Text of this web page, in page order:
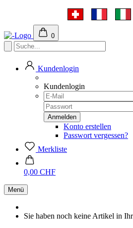
0
Kundenlogin
Kundenlogin
Konto erstellen
Passwort vergessen?
Merkliste
0,00 CHF
Menü
Sie haben noch keine Artikel in